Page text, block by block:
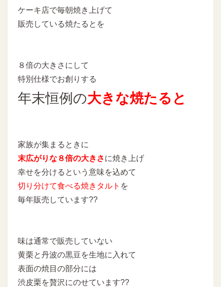
ケーキ店で毎朝焼き上げて
販売している焼たるとを
８倍の大きさにして
特別仕様でお創りする
年末恒例の大きな焼たると
家族が集まるときに
末広がりな８倍の大きさに焼き上げ
幸せを分けるという意味を込めて
切り分けて食べる焼きタルト を
毎年販売しています??
味は通常で販売していない
黄栗と丹波の黒豆を生地に入れて
表面の焼目の部分には
渋皮栗を贅沢にのせています??